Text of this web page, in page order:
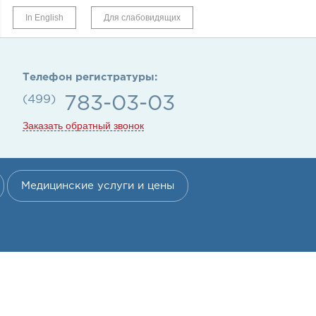
In English Для слабовидящих
Телефон регистратуры:
(499) 783-03-03
Заказать обратный звонок
Медицинские услуги и цены